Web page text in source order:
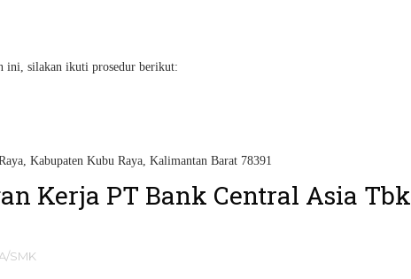
ini, silakan ikuti prosedur berikut:
Kabupaten Kubu Raya, Kalimantan Barat 78391
Kerja PT Bank Central Asia Tbk
SMK